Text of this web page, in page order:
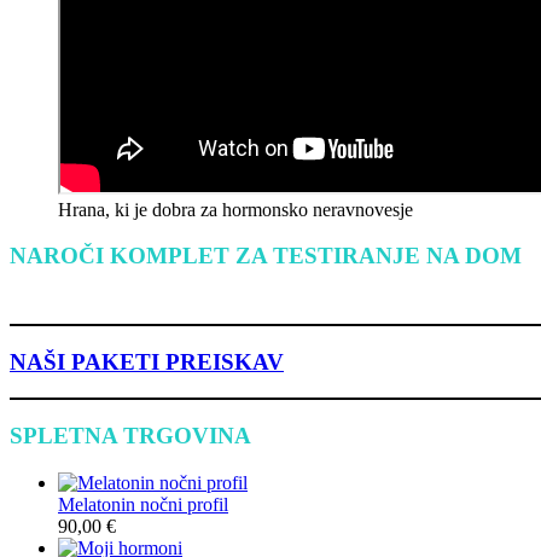
Hrana, ki je dobra za hormonsko neravnovesje
NAROČI KOMPLET ZA TESTIRANJE NA DOM
NAŠI PAKETI PREISKAV
SPLETNA TRGOVINA
Melatonin nočni profil
90,00 €